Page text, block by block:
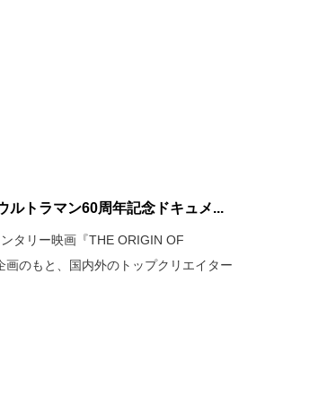
トラマン60周年記念ドキュメ...
タリー映画『THE ORIGIN OF
のもと、国内外のトップクリエイター